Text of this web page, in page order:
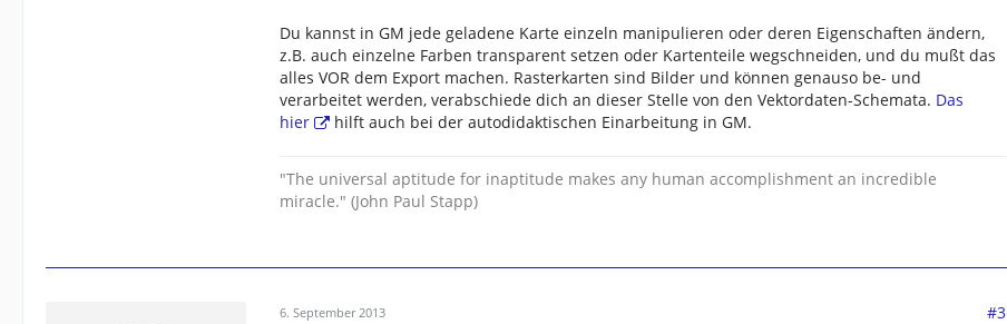
Du kannst in GM jede geladene Karte einzeln manipulieren oder deren Eigenschaften ändern,
z.B. auch einzelne Farben transparent setzen oder Kartenteile wegschneiden, und du mußt das
alles VOR dem Export machen. Rasterkarten sind Bilder und können genauso be- und
verarbeitet werden, verabschiede dich an dieser Stelle von den Vektordaten-Schemata. Das
hier
hilft auch bei der autodidaktischen Einarbeitung in GM.
"The universal aptitude for inaptitude makes any human accomplishment an incredible
miracle." (John Paul Stapp)
6. September 2013 #3